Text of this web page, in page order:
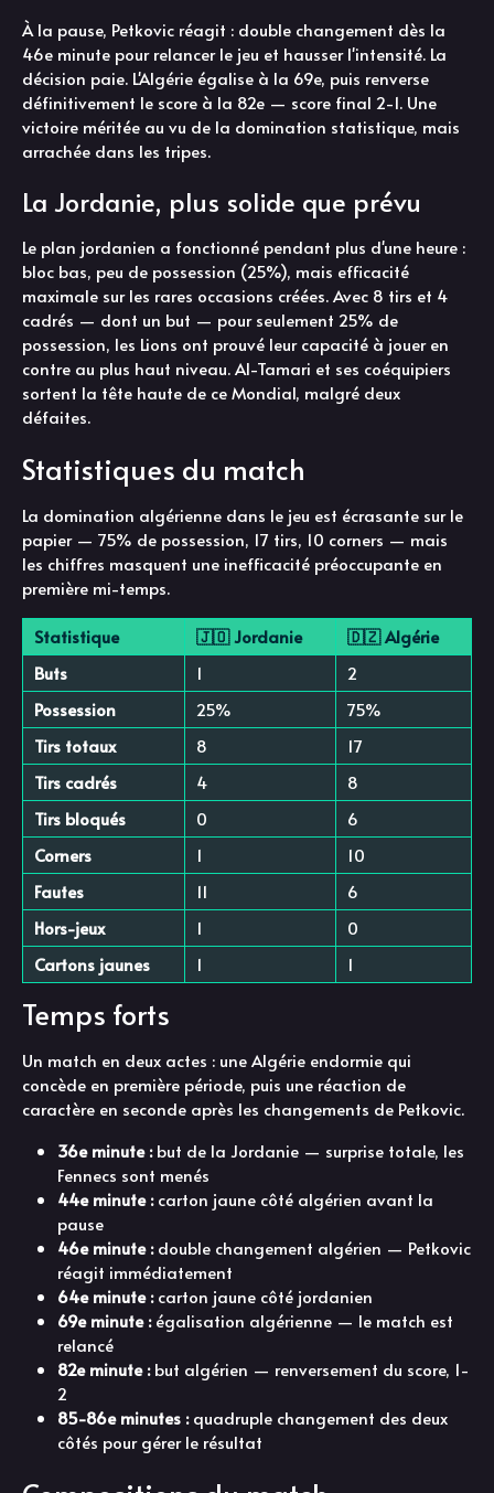
À la pause, Petkovic réagit : double changement dès la
46e minute pour relancer le jeu et hausser l'intensité. La
décision paie. L'Algérie égalise à la 69e, puis renverse
définitivement le score à la 82e — score final 2-1. Une
victoire méritée au vu de la domination statistique, mais
arrachée dans les tripes.
La Jordanie, plus solide que prévu
Le plan jordanien a fonctionné pendant plus d'une heure :
bloc bas, peu de possession (25%), mais efficacité
maximale sur les rares occasions créées. Avec 8 tirs et 4
cadrés — dont un but — pour seulement 25% de
possession, les Lions ont prouvé leur capacité à jouer en
contre au plus haut niveau. Al-Tamari et ses coéquipiers
sortent la tête haute de ce Mondial, malgré deux
défaites.
Statistiques du match
La domination algérienne dans le jeu est écrasante sur le
papier — 75% de possession, 17 tirs, 10 corners — mais
les chiffres masquent une inefficacité préoccupante en
première mi-temps.
Statistique 🇯🇴 Jordanie
🇩🇿 Algérie
Buts
1
2
Possession
25%
75%
Tirs totaux
8
17
Tirs cadrés
4
8
Tirs bloqués
0
6
Corners
1
10
Fautes
11
6
Hors-jeux
1
0
Cartons jaunes
1 1
Temps forts
Un match en deux actes : une Algérie endormie qui
concède en première période, puis une réaction de
caractère en seconde après les changements de Petkovic.
36e minute :but de la Jordanie — surprise totale, les
Fennecs sont menés
44e minute :carton jaune côté algérien avant la
pause
46e minute :double changement algérien — Petkovic
réagit immédiatement
64e minute :carton jaune côté jordanien
69e minute :égalisation algérienne — le match est
relancé
82e minute :but algérien — renversement du score, 1-
2
85-86e minutes :quadruple changement des deux
côtés pour gérer le résultat